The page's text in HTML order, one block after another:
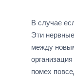
В случае
Эти
между
помех